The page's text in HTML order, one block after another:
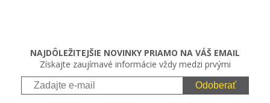
NAJDÔLEŽITEJŠIE NOVINKY PRIAMO NA VÁŠ EMAIL
Získajte zaujímavé informácie vždy medzi prvými
Odoberať